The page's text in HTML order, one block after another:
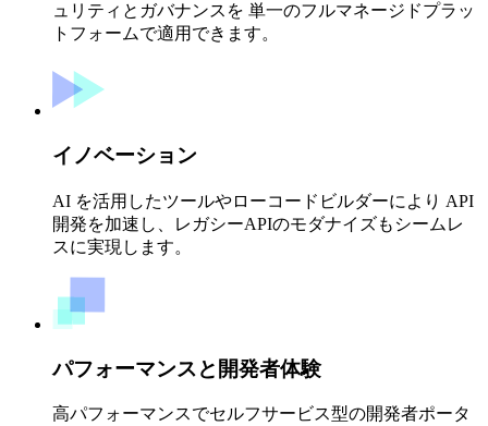
ュリティとガバナンスを 単一のフルマネージドプラッ
トフォームで適用できます。
イノベーション
AI を活用したツールやローコードビルダーにより API
開発を加速し、レガシーAPIのモダナイズもシームレ
スに実現します。
パフォーマンスと開発者体験
高パフォーマンスでセルフサービス型の開発者ポータ